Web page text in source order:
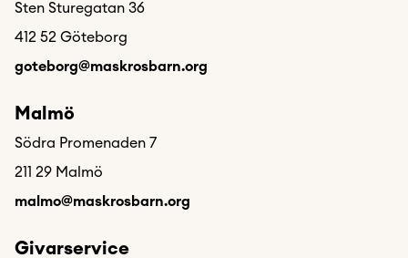
Sten Sturegatan 36
412 52 Göteborg
goteborg@maskrosbarn.org
Malmö
Södra Promenaden 7
211 29 Malmö
malmo@maskrosbarn.org
Givarservice